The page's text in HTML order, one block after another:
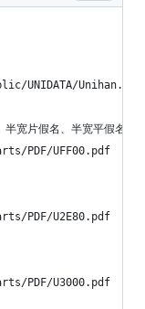
UNIDATA/
宽片假名、半宽平假名、
PDF/UFF00.pdf
PDF/U2E80.pdf
PDF/U3000.pdf